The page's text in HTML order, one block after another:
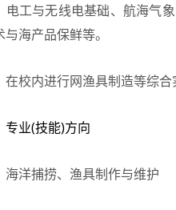
电工与无线电基础、航海气
与海产品保鲜等。
内进行网渔具制造等综合
专业(技能)方向
捕捞、渔具制作与维护